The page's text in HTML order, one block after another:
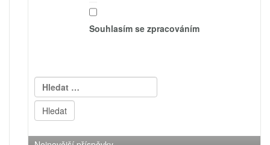
Souhlasím se zpracováním
Vyhledávání